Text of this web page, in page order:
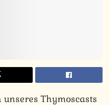
Thymoscasts